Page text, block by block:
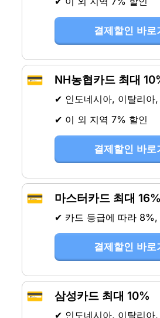
결제할인 바로
💳 NH농협카드 최대
✔ 인도네시아, 이탈리아
✔ 이 외 지역 7% 할인
결제할인 바로
💳 마스터카드 최대 16%
✔ 카드 등급에 따라
결제할인 바로
💳 삼성카드 최대 10%
✔ 인도네시아, 이탈리아,